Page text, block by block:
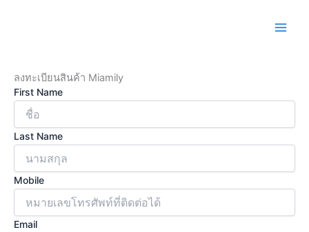
ลงทะเบียนสินค้า Miamily
First Name
Last Name
Mobile
Email